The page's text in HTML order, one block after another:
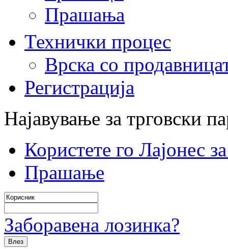
Прашања
Технички процес
Врска со
Регистрација
Најавување за трговски
Користете го Лајонес
Прашање
Заборавена лозинка?